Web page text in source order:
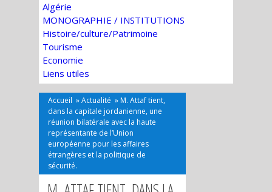
Algérie
MONOGRAPHIE / INSTITUTIONS
Histoire/culture/Patrimoine
Tourisme
Economie
Liens utiles
Accueil »Actualité » M. Attaf tient,
dans la capitale jordanienne, une
réunion bilatérale avec la haute
représentante de l’Union
européenne pour les affaires
étrangères et la politique de
sécurité.